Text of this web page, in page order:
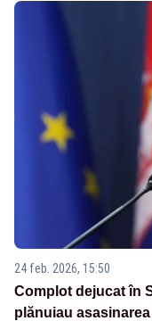
24 feb. 2026, 15:50
Complot dejucat în
plănuiau